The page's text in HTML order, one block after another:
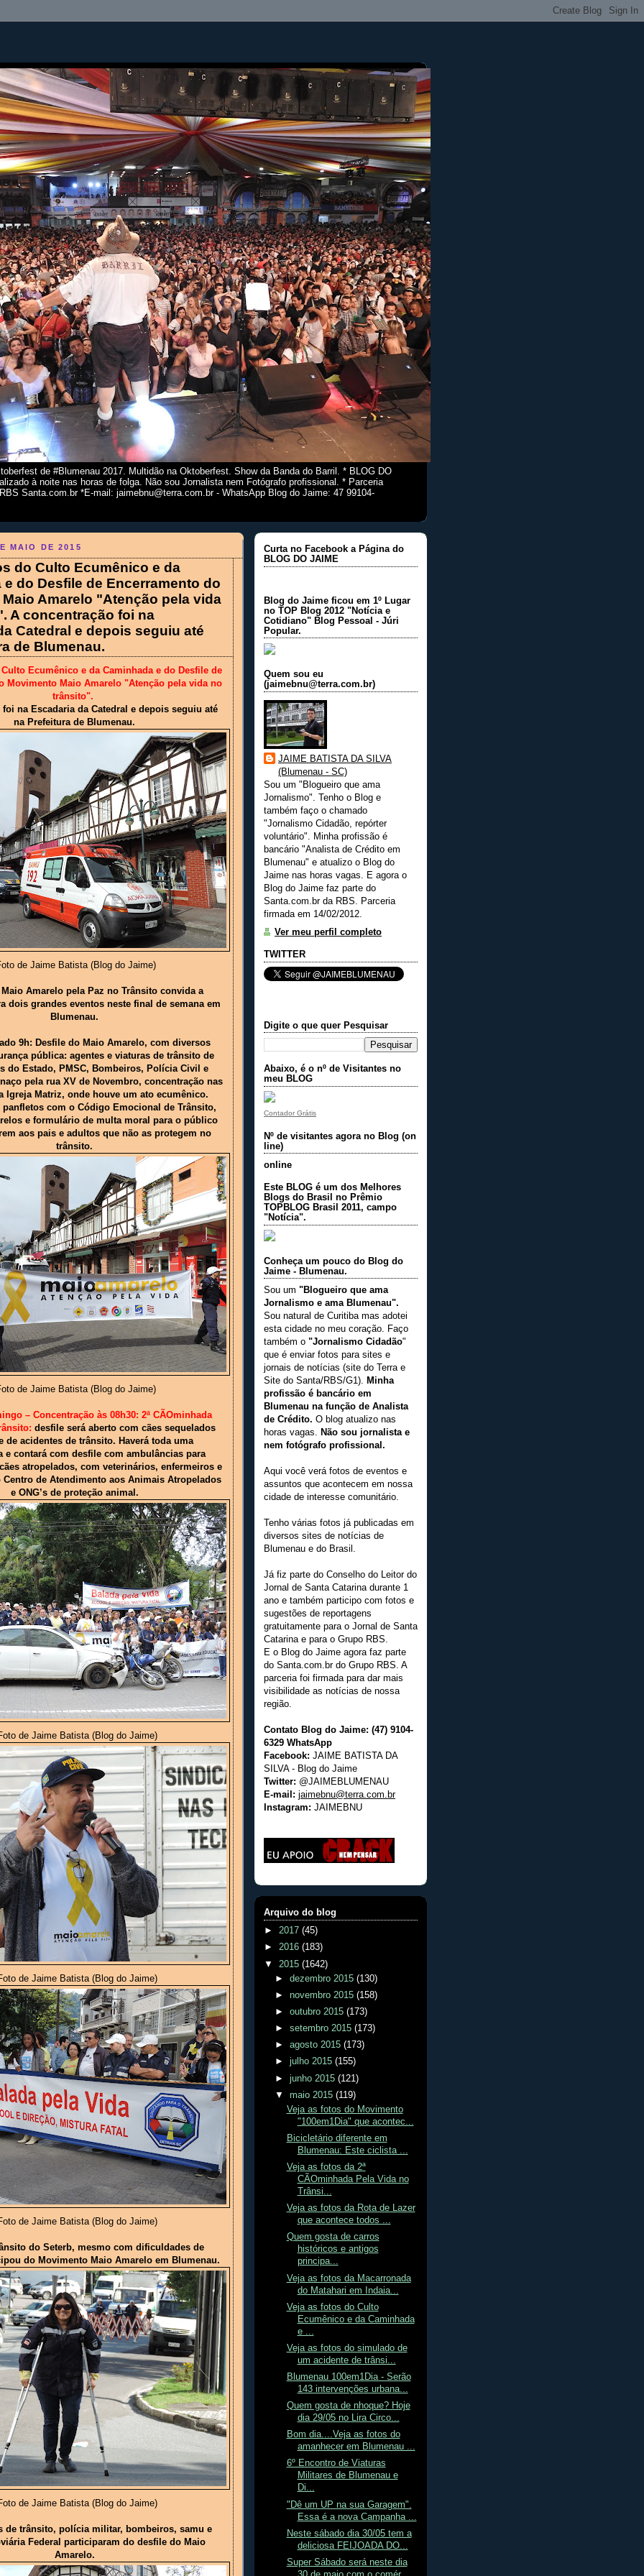
de #Blumenau 2017. Multidão na Oktoberfest. Show da Banda do Barril. * BLOG DO
à noite nas horas de folga. Não sou Jornalista nem Fotógrafo profissional. * Parceria
Santa.com.br *E-mail: jaimebnu@terra.com.br - WhatsApp Blog do Jaime: 47 99104-
MAIO DE 2015
do Culto Ecumênico e da
e do Desfile de Encerramento do
Amarelo "Atenção pela vida
A concentração foi na
Catedral e depois seguiu até
de Blumenau.
Ecumênico e da Caminhada e do Desfile de
Movimento Maio Amarelo "Atenção pela vida no
trânsito".
na Escadaria da Catedral e depois seguiu até
na Prefeitura de Blumenau.
de Jaime Batista (Blog do Jaime)
Amarelo pela Paz no Trânsito convida a
dois grandes eventos neste final de semana em
Blumenau.
9h: Desfile do Maio Amarelo, com diversos
pública: agentes e viaturas de trânsito de
do Estado, PMSC, Bombeiros, Polícia Civil e
pela rua XV de Novembro, concentração nas
Igreja Matriz, onde houve um ato ecumênico.
com o Código Emocional de Trânsito,
e formulário de multa moral para o público
aos pais e adultos que não as protegem no
trânsito.
de Jaime Batista (Blog do Jaime)
– Concentração às 08h30: 2ª CÃOminhada
desfile será aberto com cães sequelados
de acidentes de trânsito. Haverá toda uma
e contará com desfile com ambulâncias para
atropelados, com veterinários, enfermeiros e
de Atendimento aos Animais Atropelados
e ONG’s de proteção animal.
de Jaime Batista (Blog do Jaime)
de Jaime Batista (Blog do Jaime)
de Jaime Batista (Blog do Jaime)
do Seterb, mesmo com dificuldades de
do Movimento Maio Amarelo em Blumenau.
de Jaime Batista (Blog do Jaime)
de trânsito, polícia militar, bombeiros, samu e
Federal participaram do desfile do Maio
Amarelo.
Curta no Facebook a Página do
BLOG DO JAIME
Blog do Jaime ficou em 1º Lugar
no TOP Blog 2012 "Notícia e
Cotidiano" Blog Pessoal - Júri
Popular.
Quem sou eu
(jaimebnu@terra.com.br)
JAIME BATISTA DA SILVA
(Blumenau - SC)
Sou um "Blogueiro que ama
Jornalismo". Tenho o Blog e
também faço o chamado
"Jornalismo Cidadão, repórter
voluntário". Minha profissão é
bancário "Analista de Crédito em
Blumenau" e atualizo o Blog do
Jaime nas horas vagas. E agora o
Blog do Jaime faz parte do
Santa.com.br da RBS. Parceria
firmada em 14/02/2012.
Ver meu perfil completo
TWITTER
Digite o que quer Pesquisar
Abaixo, é o nº de Visitantes no
meu BLOG
Contador Grátis
Nº de visitantes agora no Blog (on
line)
online
Este BLOG é um dos Melhores
Blogs do Brasil no Prêmio
TOPBLOG Brasil 2011, campo
"Notícia".
Conheça um pouco do Blog do
Jaime - Blumenau.
Sou um "Blogueiro que ama
Jornalismo e ama Blumenau".
Sou natural de Curitiba mas adotei
esta cidade no meu coração. Faço
também o "Jornalismo Cidadão"
que é enviar fotos para sites e
jornais de notícias (site do Terra e
Site do Santa/RBS/G1).
Minha
profissão é bancário em
Blumenau na função de Analista
de Crédito. O blog atualizo nas
horas vagas.
Não sou jornalista e
nem fotógrafo profissional.
Aqui você verá fotos de eventos e
assuntos que acontecem em nossa
cidade de interesse comunitário.
Tenho várias fotos já publicadas em
diversos sites de notícias de
Blumenau e do Brasil.
Já fiz parte do Conselho do Leitor do
Jornal de Santa Catarina durante 1
ano e também participo com fotos e
sugestões de reportagens
gratuitamente para o Jornal de Santa
Catarina e para o Grupo RBS.
E o Blog do Jaime agora faz parte
do Santa.com.br do Grupo RBS. A
parceria foi firmada para dar mais
visibilidade as notícias de nossa
região.
Contato Blog do Jaime: (47) 9104-
6329 WhatsApp
Facebook: JAIME BATISTA DA
SILVA - Blog do Jaime
Twitter: @JAIMEBLUMENAU
E-mail: jaimebnu@terra.com.br
Instagram: JAIMEBNU
Arquivo do blog
► 2017 (45)
► 2016 (183)
▼ 2015 (1642)
►dezembro 2015(130)
►novembro 2015(158)
►outubro 2015(173)
►setembro 2015(173)
►agosto 2015(173)
►julho 2015(155)
►junho 2015(121)
▼maio 2015(119)
Veja as fotos do Movimento
"100em1Dia" que acontec...
Bicicletário diferente em
Blumenau: Este ciclista ...
Veja as fotos da 2ª
CÃOminhada Pela Vida no
Trânsi...
Veja as fotos da Rota de Lazer
que acontece todos ...
Quem gosta de carros
históricos e antigos
principa...
Veja as fotos da Macarronada
do Matahari em Indaia...
Veja as fotos do Culto
Ecumênico e da Caminhada
e ...
Veja as fotos do simulado de
um acidente de trânsi...
Blumenau 100em1Dia - Serão
143 intervenções urbana...
Quem gosta de nhoque? Hoje
dia 29/05 no Lira Circo...
Bom dia....Veja as fotos do
amanhecer em Blumenau ...
6º Encontro de Viaturas
Militares de Blumenau e
Di...
"Dê um UP na sua Garagem".
Essa é a nova Campanha ...
Neste sábado dia 30/05 tem a
deliciosa FEIJOADA DO...
Super Sábado será neste dia